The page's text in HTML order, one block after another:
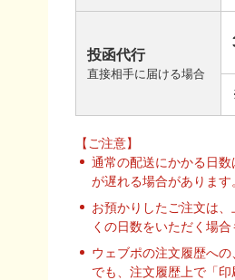
投函代行
直接相手に届ける場合
【ご注意】
通常の配送にかかる日
が遅れる場合があります
お預かりしたご注文は
くの日数をいただく場
ウェブポの注文履歴へ
でも、注文履歴上で「